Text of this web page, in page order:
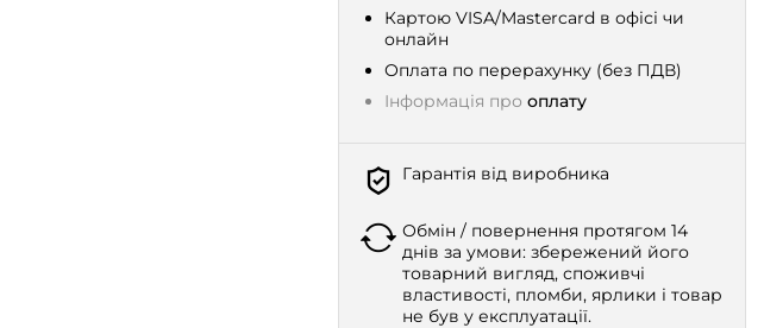
Картою VISA/Mastercard в офісі чи
онлайн
Оплата по перерахунку (без ПДВ)
Інформація про оплату
Гарантія від виробника
Обмін / повернення протягом 14
днів за умови: збережений його
товарний вигляд, споживчі
властивості, пломби, ярлики і товар
не був у експлуатації.